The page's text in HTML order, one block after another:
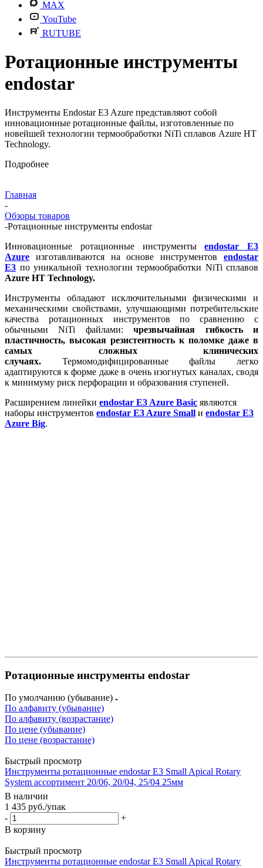
MAX
YouTube
RUTUBE
Ротационные инструменты
endostar
Инструменты Endostar E3 Azure представляют собой
инновационные ротационные файлы, изготовленные по
новейшей технологии термообработки NiTi сплавов Azure НТ
Technology.
Подробнее
Главная
-
Обзоры товаров
-Ротационные инструменты endostar
Инновационные ротационные инструментыendostar E3
Azure
изготавливаются на основе инструментовendostar
E3 по уникальной технологии термообработки NiTi сплавов
Azure НТ Technology.
Инструменты обладают исключительными физическими и
механическими свойствами, улучшающими потребительские
качества ротационных инструментов по сравнению с
обычными NiTi файлами:чрезвычайная гибкость и
пластичность, высокая резистентность к поломке даже в
самых сложных клинических
случаях. Термомодифицированные файлы легко
адаптируются к форме даже в очень изогнутых каналах, сводя
к минимуму риск перфорации и образования ступеней.
Расширением линейки endostar E3 Azure Basic являются
наборы инструментов endostar E3 Azure Small и endostar E3
Azure Big.
Ротационные инструменты endostar
По умолчанию (убывание)
По алфавиту (убывание)
По алфавиту (возрастание)
По цене (убывание)
По цене (возрастание)
Быстрый просмотр
Инструменты ротационные endostar E3 Small Apical Rotary
System ассортимент 20/06, 20/04, 25/04 25мм
В наличии
1 435 руб./упак
-
+
В корзину
Быстрый просмотр
Инструменты ротационные endostar E3 Small Apical Rotary